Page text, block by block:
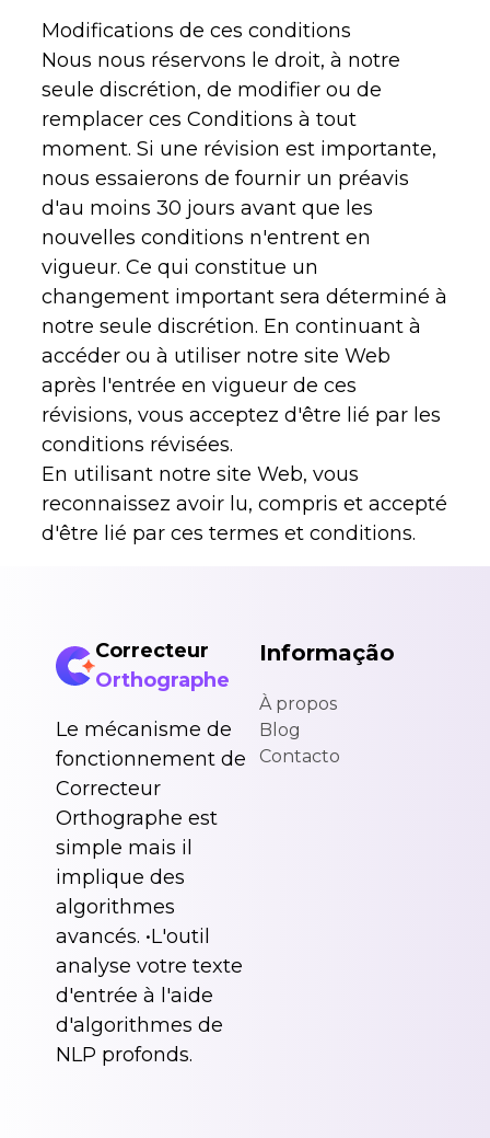
Modifications de ces conditions
Nous nous réservons le droit, à notre
seule discrétion, de modifier ou de
remplacer ces Conditions à tout
moment. Si une révision est importante,
nous essaierons de fournir un préavis
d'au moins 30 jours avant que les
nouvelles conditions n'entrent en
vigueur. Ce qui constitue un
changement important sera déterminé à
notre seule discrétion. En continuant à
accéder ou à utiliser notre site Web
après l'entrée en vigueur de ces
révisions, vous acceptez d'être lié par les
conditions révisées.
En utilisant notre site Web, vous
reconnaissez avoir lu, compris et accepté
d'être lié par ces termes et conditions.
Correcteur
Orthographe
Le mécanisme de
fonctionnement de
Correcteur
Orthographe est
simple mais il
implique des
algorithmes
avancés. •L'outil
analyse votre texte
d'entrée à l'aide
d'algorithmes de
NLP profonds.
Informação
À propos
Blog
Contacto